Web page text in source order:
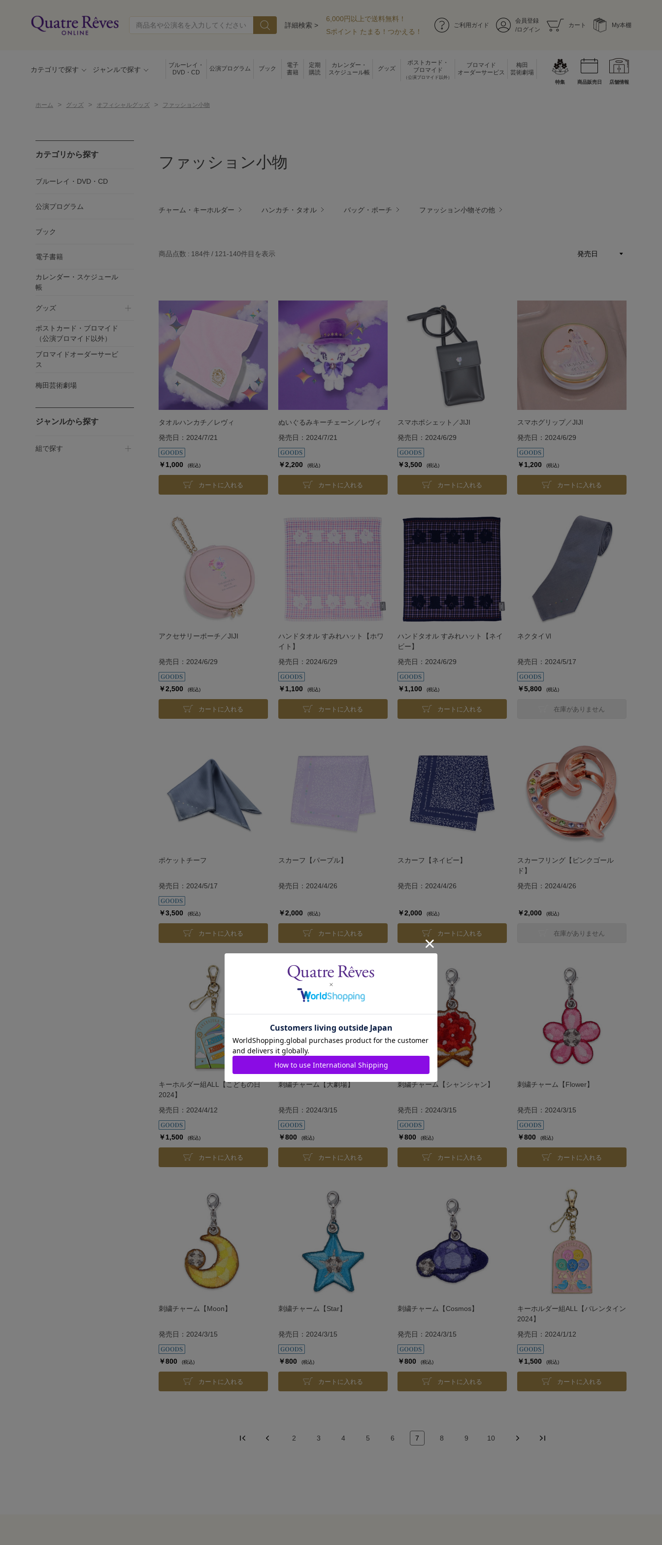
詳細検索 >
6,000円以上で送料無料！
Sポイント たまる！つかえる！
ご利用ガイド
会員登録
/ログイン
カート My本棚
カテゴリで探す ジャンルで探す
ブルーレイ・
DVD・CD
公演プログラム ブック
電子
書籍
定期
購読
カレンダー・
スケジュール帳
グッズ
ポストカード・
ブロマイド
（公演ブロマイド以外）
ブロマイド
オーダーサービス
梅田
芸術劇場
特集 商品販売日 店舗情報
ホーム > グッズ > オフィシャルグッズ > ファッション小物
カテゴリから探す
ブルーレイ・DVD・CD
公演プログラム
ブック
電子書籍
カレンダー・スケジュール
帳
グッズ
ポストカード・ブロマイド
（公演ブロマイド以外）
ブロマイドオーダーサービ
ス
梅田芸術劇場
ジャンルから探す
組で探す
ファッション小物
チャーム・キーホルダー ハンカチ・タオル バッグ・ポーチ ファッション小物その他
商品点数 184件 121-140件目を表示
タオルハンカチ／レヴィ
発売日：2024/7/21
￥1,000 (税込)
カートに入れる
ぬいぐるみキーチェーン／レヴィ
発売日：2024/7/21
￥2,200 (税込)
カートに入れる
スマホポシェット／JIJI
発売日：2024/6/29
￥3,500 (税込)
カートに入れる
スマホグリップ／JIJI
発売日：2024/6/29
￥1,200 (税込)
カートに入れる
アクセサリーポーチ／JIJI
発売日：2024/6/29
￥2,500 (税込)
カートに入れる
ハンドタオル すみれハット【ホワ
イト】
発売日：2024/6/29
￥1,100 (税込)
カートに入れる
ハンドタオル すみれハット【ネイ
ビー】
発売日：2024/6/29
￥1,100 (税込)
カートに入れる
ネクタイⅥ
発売日：2024/5/17
￥5,800 (税込)
在庫がありません
ポケットチーフ
発売日：2024/5/17
￥3,500 (税込)
カートに入れる
スカーフ【パープル】
発売日：2024/4/26
￥2,000 (税込)
カートに入れる
スカーフ【ネイビー】
発売日：2024/4/26
￥2,000 (税込)
カートに入れる
スカーフリング【ピンクゴール
ド】
発売日：2024/4/26
￥2,000 (税込)
在庫がありません
キーホルダー組ALL【こどもの日
2024】
発売日：2024/4/12
￥1,500 (税込)
カートに入れる
刺繍チャーム【大劇場】
発売日：2024/3/15
￥800 (税込)
カートに入れる
刺繍チャーム【シャンシャン】
発売日：2024/3/15
￥800 (税込)
カートに入れる
刺繍チャーム【Flower】
発売日：2024/3/15
￥800 (税込)
カートに入れる
刺繍チャーム【Moon】
発売日：2024/3/15
￥800 (税込)
カートに入れる
刺繍チャーム【Star】
発売日：2024/3/15
￥800 (税込)
カートに入れる
刺繍チャーム【Cosmos】
発売日：2024/3/15
￥800 (税込)
カートに入れる
キーホルダー組ALL【バレンタイン
2024】
発売日：2024/1/12
￥1,500 (税込)
カートに入れる
2 3 4 5 6 7 8 9 10